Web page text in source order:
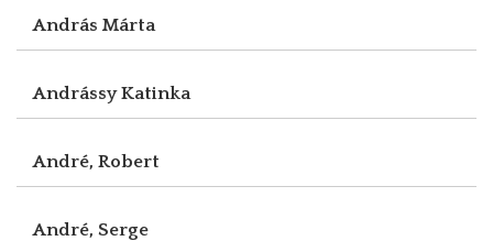
András Márta
Andrássy Katinka
André, Robert
André, Serge